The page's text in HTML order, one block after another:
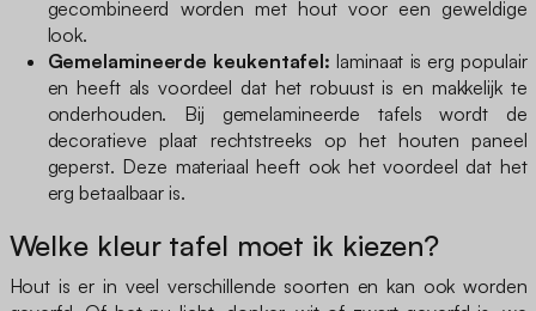
gecombineerd worden met hout voor een geweldige
look.
Gemelamineerde keukentafel: laminaat is erg populair
en heeft als voordeel dat het robuust is en makkelijk te
onderhouden. Bij gemelamineerde tafels wordt de
decoratieve plaat rechtstreeks op het houten paneel
geperst. Deze materiaal heeft ook het voordeel dat het
erg betaalbaar is.
Welke kleur tafel moet ik kiezen?
Hout is er in veel verschillende soorten en kan ook worden